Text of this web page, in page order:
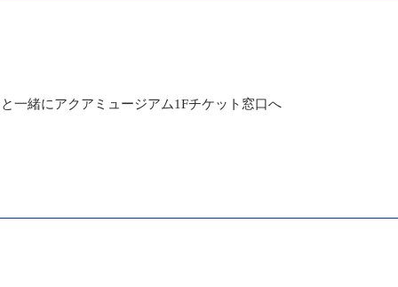
一緒にアクアミュージアム1Fチケット窓口へ